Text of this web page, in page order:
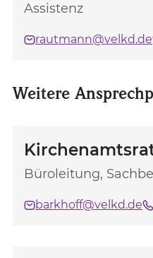
Assistenz
rautmann@velkd.de
Weitere
Büroleitung,
barkhoff@velkd.de